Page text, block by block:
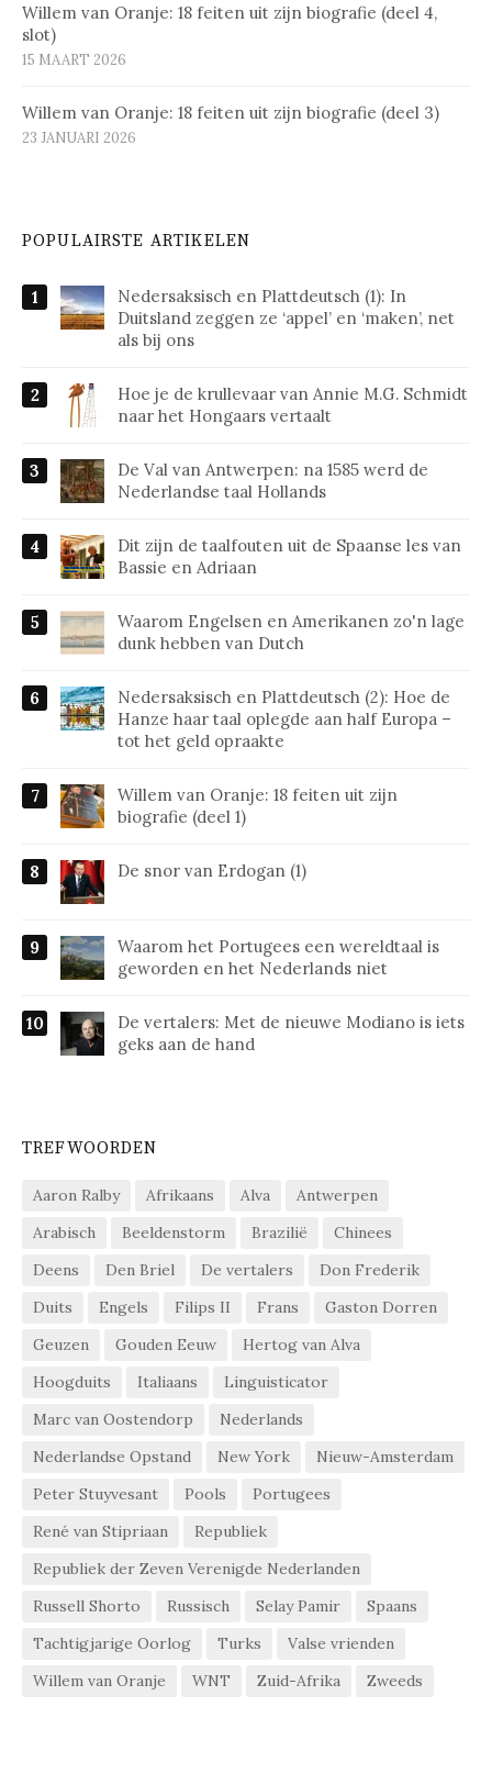
Willem van Oranje: 18 feiten uit zijn biografie (deel 4,
slot)
15 MAART 2026
Willem van Oranje: 18 feiten uit zijn biografie (deel 3)
23 JANUARI 2026
POPULAIRSTE ARTIKELEN
Nedersaksisch en Plattdeutsch (1): In
Duitsland zeggen ze ‘appel’ en ‘maken’, net
als bij ons
Hoe je de krullevaar van Annie M.G. Schmidt
naar het Hongaars vertaalt
De Val van Antwerpen: na 1585 werd de
Nederlandse taal Hollands
Dit zijn de taalfouten uit de Spaanse les van
Bassie en Adriaan
Waarom Engelsen en Amerikanen zo'n lage
dunk hebben van Dutch
Nedersaksisch en Plattdeutsch (2): Hoe de
Hanze haar taal oplegde aan half Europa –
tot het geld opraakte
Willem van Oranje: 18 feiten uit zijn
biografie (deel 1)
De snor van Erdogan (1)
Waarom het Portugees een wereldtaal is
geworden en het Nederlands niet
De vertalers: Met de nieuwe Modiano is iets
geks aan de hand
TREFWOORDEN
Aaron Ralby Afrikaans Alva
Antwerpen
Arabisch
Beeldenstorm Brazilië
Chinees
Deens
Den Briel De vertalers
Don Frederik
Duits
Engels Filips II Frans
Gaston Dorren
Geuzen
Gouden Eeuw
Hertog van Alva
Hoogduits
Italiaans
Linguisticator
Marc van Oostendorp
Nederlands
Nederlandse Opstand
New York
Nieuw-Amsterdam
Peter Stuyvesant
Pools
Portugees
René van Stipriaan
Republiek
Republiek der Zeven Verenigde Nederlanden
Russell Shorto
Russisch Selay Pamir
Spaans
Tachtigjarige Oorlog
Turks
Valse vrienden
Willem van Oranje
WNT Zuid-Afrika Zweeds